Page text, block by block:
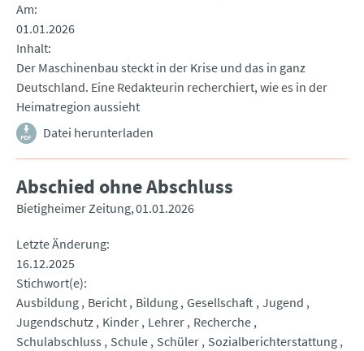
Am
01.01.2026
Inhalt
Der Maschinenbau steckt in der Krise und das in ganz
Deutschland. Eine Redakteurin recherchiert, wie es in der
Heimatregion aussieht
Datei herunterladen
Abschied ohne Abschluss
Bietigheimer Zeitung 01.01.2026
Letzte Änderung
16.12.2025
Stichwort(e)
Ausbildung Bericht Bildung Gesellschaft Jugend
Jugendschutz Kinder Lehrer Recherche
Schulabschluss
Schule Schüler Sozialberichterstattung